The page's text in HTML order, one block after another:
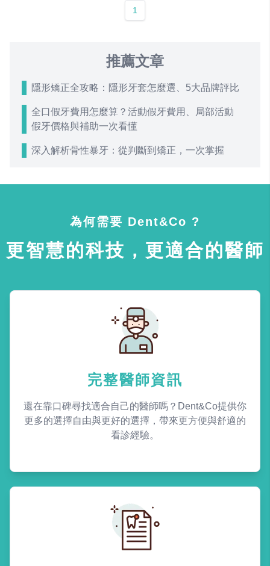
1
推薦文章
隱形矯正全攻略：隱形牙套怎麼選、5大品牌評比
全口假牙費用怎麼算？活動假牙費用、局部活動
假牙價格與補助一次看懂
深入解析骨性暴牙：從判斷到矯正，一次掌握
為何需要 Dent&Co ?
更智慧的科技，更適合的醫師
完整醫師資訊
還在靠口碑尋找適合自己的醫師嗎？Dent&Co提供你
更多的選擇自由與更好的選擇，帶來更方便與舒適的
看診經驗。